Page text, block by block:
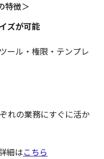
特徴＞
ズが可能
ール・権限・テンプレ
れの業務にすぐに活か
細はこちら